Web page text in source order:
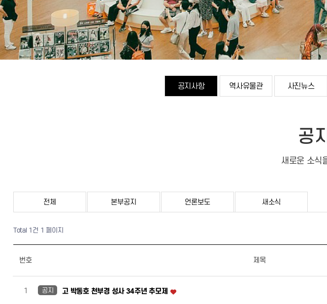
오시는 길
천부경 세계화
천부경 목표
공지사항 역사유물관 사진뉴스
공
새로운 소식
전체 본부공지 언론보도 새소식
Total 1건 1 페이지
번호 제목
1 공지 고 박동호 천부경 성사 34주년 추모제